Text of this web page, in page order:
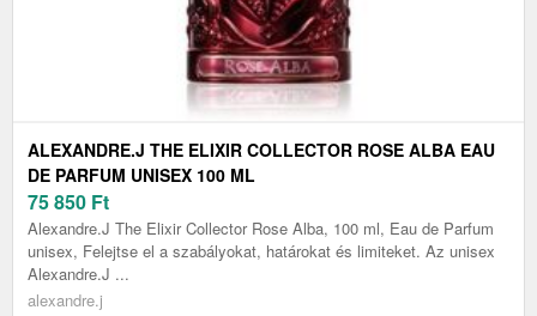
ALEXANDRE.J THE ELIXIR COLLECTOR ROSE ALBA EAU
DE PARFUM UNISEX 100 ML
75 850 Ft
Alexandre.J The Elixir Collector Rose Alba, 100 ml, Eau de Parfum
unisex, Felejtse el a szabályokat, határokat és limiteket. Az unisex
Alexandre.J ...
alexandre.j